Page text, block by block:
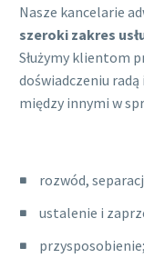
Nasze kancelarie
szeroki zakres
Służymy klientom
doświadczeniu
między innymi w
rozwód,
ustalenie i
przysposobienie;